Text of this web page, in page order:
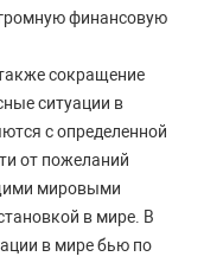
финансовую
сокращение
ситуации в
с определенной
от пожеланий
мировыми
в мире. В
в мире бью по